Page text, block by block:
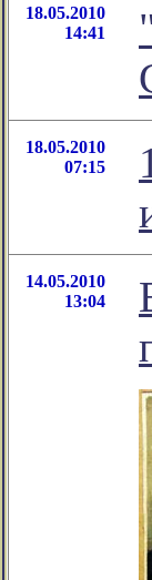
18.05.2010
14:41
18.05.2010
07:15
14.05.2010
13:04